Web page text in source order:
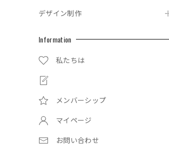
デザイン制作
Information
私たちは
メンバーシップ
マイページ
お問い合わせ